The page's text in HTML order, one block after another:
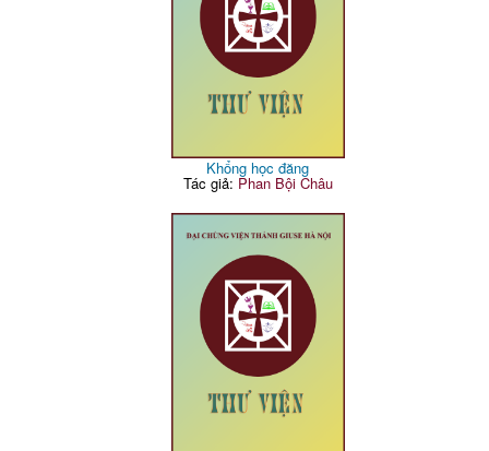
Khổng học đăng
Tác giả: Phan Bội Châu